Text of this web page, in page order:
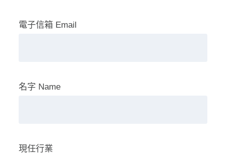
電子信箱 Email
名字 Name
現任行業